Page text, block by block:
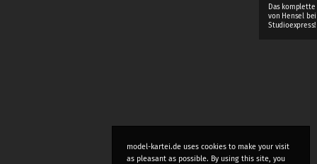
Das
von Hensel bei
Studioexpress!
model-kartei.de uses cookies to make your visit
as pleasant as possible. By using this site, you